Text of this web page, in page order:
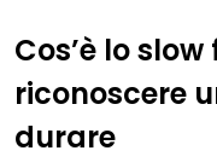
Cos’è lo
riconoscere
durare